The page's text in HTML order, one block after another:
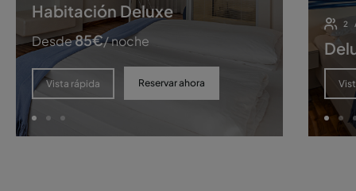
Habitación Deluxe
Desde85€/ noche
Vista rápida Reservar ahora
2